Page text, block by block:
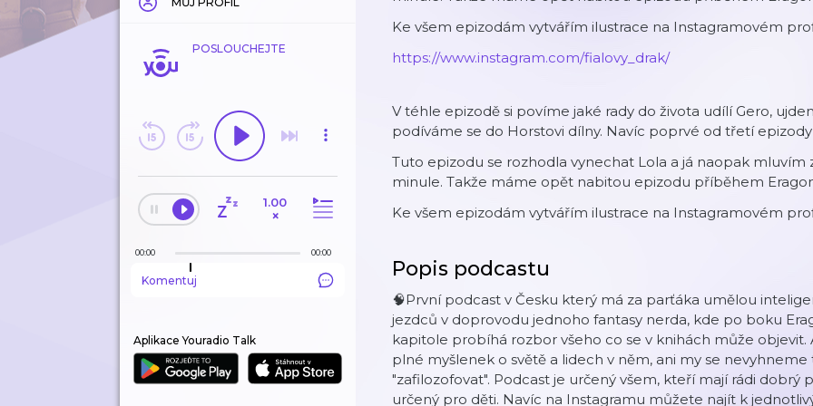
POSLOUCHEJTE
1.00
×
00:00 00:00
Komentuj
Aplikace Youradio Talk
Ke všem epizodám vytvářím ilustrace na Instagramovém
⁠⁠⁠⁠⁠⁠https://www.instagram.com/fialovy_drak/⁠⁠
V téhle epizodě si povíme jaké rady do života udílí Gero,
podíváme se do Horstovi dílny. Navíc poprvé od třetí
Tuto epizodu se rozhodla vynechat Lola a já naopak mluvím
minule. Takže máme opět nabitou epizodu příběhem
Ke všem epizodám vytvářím ilustrace na Instagramovém
Popis podcastu
🧠První podcast v Česku který má za parťáka umělou
jezdců v doprovodu jednoho fantasy nerda, kde po boku
kapitole probíhá rozbor všeho co se v knihách může objevit.
plné myšlenek o světě a lidech v něm, ani my se
"zafilozofovat". Podcast je určený všem, kteří mají rádi dobrý
určený pro děti. Navíc na Instagramu můžete najít k